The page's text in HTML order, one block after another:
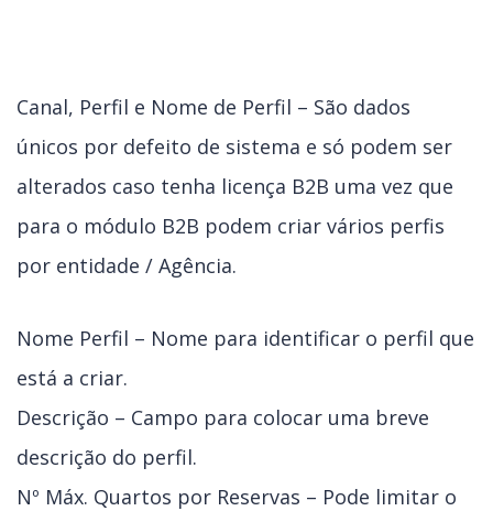
Canal, Perfil e Nome de Perfil – São dados
únicos por defeito de sistema e só podem ser
alterados caso tenha licença B2B uma vez que
para o módulo B2B podem criar vários perfis
por entidade / Agência.
Nome Perfil – Nome para identificar o perfil que
está a criar.
Descrição – Campo para colocar uma breve
descrição do perfil.
Nº Máx. Quartos por Reservas – Pode limitar o